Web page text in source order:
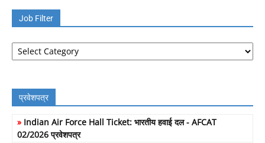
Job Filter
Job
Filter
प्रवेशपत्र
» Indian Air Force Hall Ticket: भारतीय हवाई दल - AFCAT
02/2026 प्रवेशपत्र